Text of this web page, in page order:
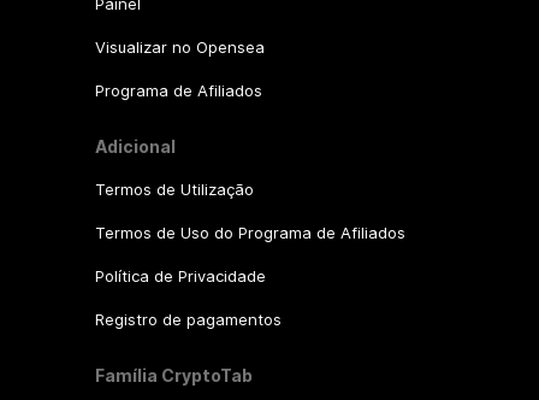
Visualizar no Opensea
Programa de Afiliados
Adicional
Termos de Utilização
Termos de Uso do Programa de Afiliados
Política de Privacidade
Registro de pagamentos
Família CryptoTab